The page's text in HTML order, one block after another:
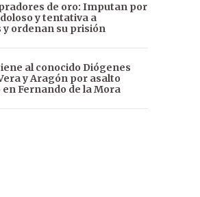
de oro: Imputan por
y tentativa a
y ordenan su prisión
al conocido Diógenes
y Aragón por asalto
Fernando de la Mora